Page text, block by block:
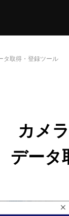
タ取得・登録ツール
カメ
データ